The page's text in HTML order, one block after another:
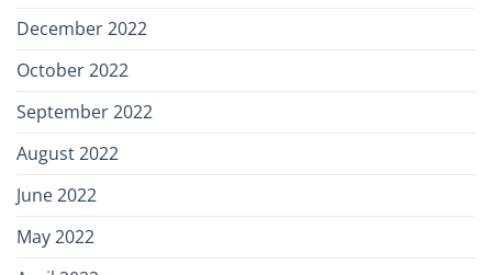
December 2022
October 2022
September 2022
August 2022
June 2022
May 2022